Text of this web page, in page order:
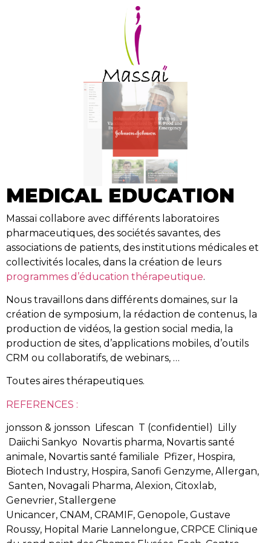
MEDICAL EDUCATION
Massaï collabore avec différents laboratoires
pharmaceutiques, des sociétés savantes, des
associations de patients, des institutions médicales et
collectivités locales, dans la création de leurs
programmes d’éducation thérapeutique.
Nous travaillons dans différents domaines, sur la
création de symposium, la rédaction de contenus, la
production de vidéos, la gestion social media, la
production de sites, d’applications mobiles, d’outils
CRM ou collaboratifs, de webinars, …
Toutes aires thérapeutiques.
REFERENCES :
jonsson & jonsson Lifescan T (confidentiel) Lilly
Daiichi Sankyo Novartis pharma, Novartis santé
animale, Novartis santé familiale Pfizer, Hospira,
Biotech Industry, Hospira, Sanofi Genzyme, Allergan,
Santen, Novagali Pharma, Alexion, Citoxlab,
Genevrier, Stallergene
Unicancer, CNAM, CRAMIF, Genopole, Gustave
Roussy, Hopital Marie Lannelongue, CRPCE Clinique